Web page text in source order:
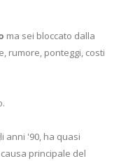
ma sei bloccato dalla
rumore, ponteggi, costi
anni '90, ha quasi
causa principale del